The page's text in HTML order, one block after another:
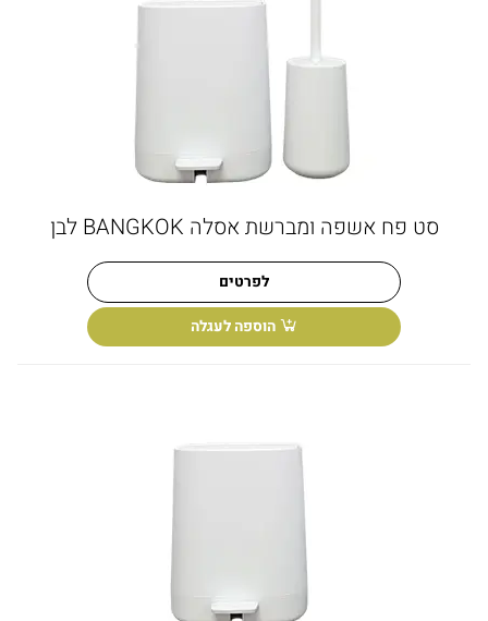
סט פח אשפה ומברשת אסלה BANGKOK לבן
לפרטים
הוספה לעגלה